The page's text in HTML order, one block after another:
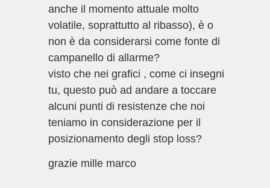
anche il momento attuale molto
volatile, soprattutto al ribasso), è o
non è da considerarsi come fonte di
campanello di allarme?
visto che nei grafici , come ci insegni
tu, questo può ad andare a toccare
alcuni punti di resistenze che noi
teniamo in considerazione per il
posizionamento degli stop loss?
grazie mille marco